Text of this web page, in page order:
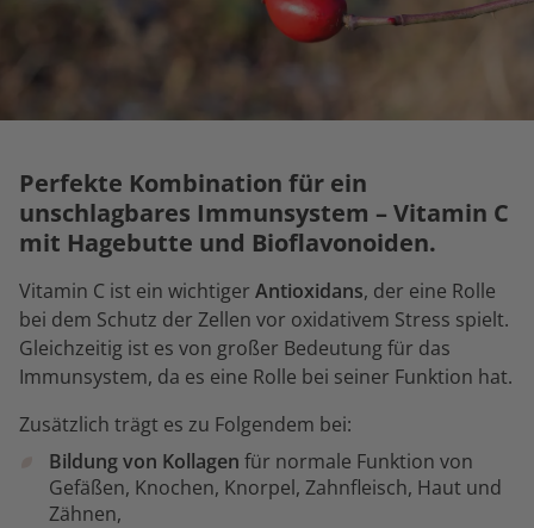
Perfekte Kombination für ein
unschlagbares Immunsystem – Vitamin C
mit Hagebutte und Bioflavonoiden.
Vitamin C ist ein wichtiger Antioxidans, der eine Rolle
bei dem Schutz der Zellen vor oxidativem Stress spielt.
Gleichzeitig ist es von großer Bedeutung für das
Immunsystem, da es eine Rolle bei seiner Funktion hat.
Zusätzlich trägt es zu Folgendem bei:
Bildung von Kollagen für normale Funktion von
Gefäßen, Knochen, Knorpel, Zahnfleisch, Haut und
Zähnen,